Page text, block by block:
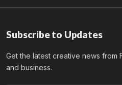
Subscribe to Updates
Get the latest creative news from
and business.